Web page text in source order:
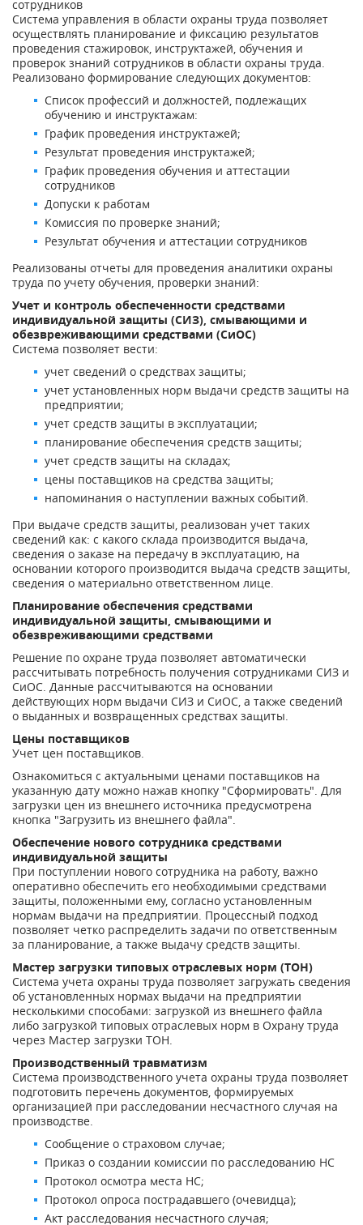
сотрудников
Система управления в области охраны труда позволяет
осуществлять планирование и фиксацию результатов
проведения стажировок, инструктажей, обучения и
проверок знаний сотрудников в области охраны труда.
Реализовано формирование следующих документов:
Список профессий и должностей, подлежащих
обучению и инструктажам:
График проведения инструктажей;
Результат проведения инструктажей;
График проведения обучения и аттестации
сотрудников
Допуски к работам
Комиссия по проверке знаний;
Результат обучения и аттестации сотрудников
Реализованы отчеты для проведения аналитики охраны
труда по учету обучения, проверки знаний:
Учет и контроль обеспеченности средствами
индивидуальной защиты (СИЗ), смывающими и
обезвреживающими средствами (СиОС)
Система позволяет вести:
учет сведений о средствах защиты;
учет установленных норм выдачи средств защиты на
предприятии;
учет средств защиты в эксплуатации;
планирование обеспечения средств защиты;
учет средств защиты на складах;
цены поставщиков на средства защиты;
напоминания о наступлении важных событий.
При выдаче средств защиты, реализован учет таких
сведений как: с какого склада производится выдача,
сведения о заказе на передачу в эксплуатацию, на
основании которого производится выдача средств защиты,
сведения о материально ответственном лице.
Планирование обеспечения средствами
индивидуальной защиты, смывающими и
обезвреживающими средствами
Решение по охране труда позволяет автоматически
рассчитывать потребность получения сотрудниками СИЗ и
СиОС. Данные рассчитываются на основании
действующих норм выдачи СИЗ и СиОС, а также сведений
о выданных и возвращенных средствах защиты.
Цены поставщиков
Учет цен поставщиков.
Ознакомиться с актуальными ценами поставщиков на
указанную дату можно нажав кнопку "Сформировать". Для
загрузки цен из внешнего источника предусмотрена
кнопка "Загрузить из внешнего файла".
Обеспечение нового сотрудника средствами
индивидуальной защиты
При поступлении нового сотрудника на работу, важно
оперативно обеспечить его необходимыми средствами
защиты, положенными ему, согласно установленным
нормам выдачи на предприятии. Процессный подход
позволяет четко распределить задачи по ответственным
за планирование, а также выдачу средств защиты.
Мастер загрузки типовых отраслевых норм (ТОН)
Система учета охраны труда позволяет загружать сведения
об установленных нормах выдачи на предприятии
несколькими способами: загрузкой из внешнего файла
либо загрузкой типовых отраслевых норм в Охрану труда
через Мастер загрузки ТОН.
Производственный травматизм
Система производственного учета охраны труда позволяет
подготовить перечень документов, формируемых
организацией при расследовании несчастного случая на
производстве.
Сообщение о страховом случае;
Приказ о создании комиссии по расследованию НС
Протокол осмотра места НС;
Протокол опроса пострадавшего (очевидца);
Акт расследования несчастного случая;